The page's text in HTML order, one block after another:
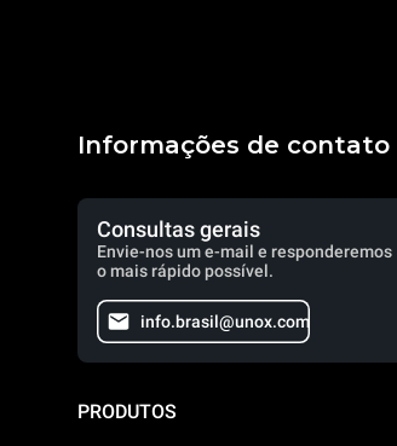
Informações de contato
Consultas gerais
Envie-nos um e-mail e responderemos
o mais rápido possível.
info.brasil@unox.com
PRODUTOS